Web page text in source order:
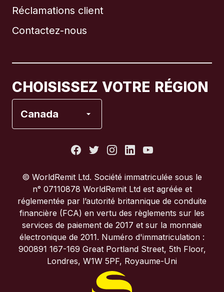
Réclamations client
Contactez-nous
CHOISISSEZ VOTRE RÉGION
Canada
Brésil
Italie
Portugal
Royaume-Uni
© WorldRemit Ltd. Société immatriculée sous le
n° 07110878 WorldRemit Ltd est agréée et
réglementée par l’autorité britannique de conduite
financière (FCA) en vertu des règlements sur les
services de paiement de 2017 et sur la monnaie
électronique de 2011. Numéro d'immatriculation :
900891 167-169 Great Portland Street, 5th Floor,
Londres, W1W 5PF, Royaume-Uni